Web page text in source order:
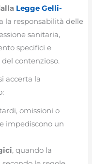
Legge Gelli-
la responsabilità delle
sanitaria,
specifici e
contenzioso.
accerta la
omissioni o
impediscono un
, quando la